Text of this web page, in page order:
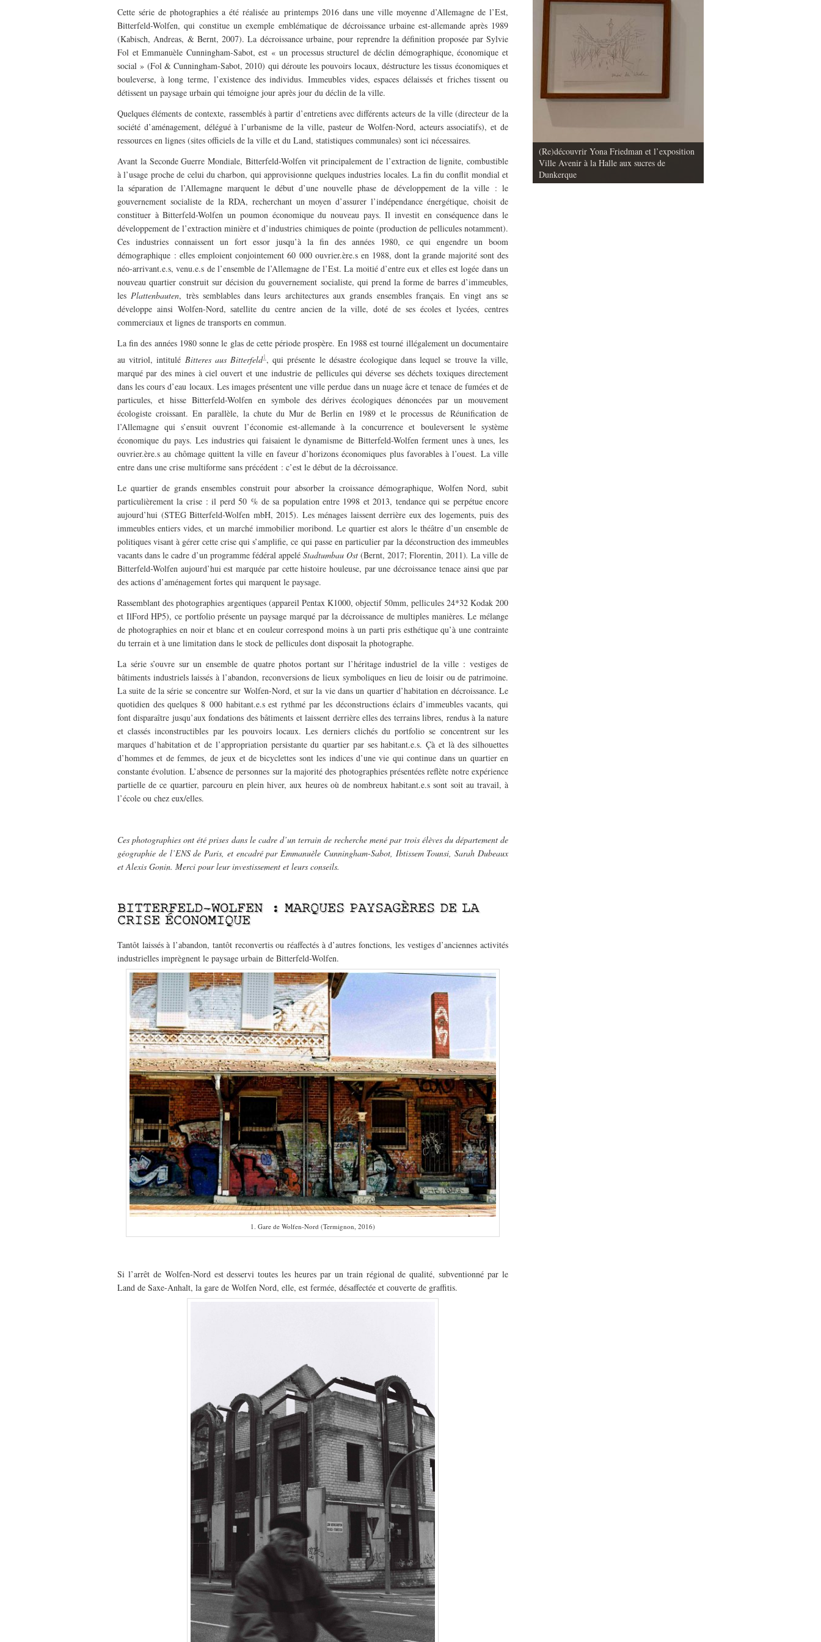
Cette série de photographies a été réalisée au printemps 2016 dans une ville moyenne d’Allemagne de l’Est,
Bitterfeld-Wolfen, qui constitue un exemple emblématique de décroissance urbaine est-allemande après 1989
(Kabisch, Andreas, & Bernt, 2007). La décroissance urbaine, pour reprendre la définition proposée par Sylvie
Fol et Emmanuèle Cunningham-Sabot, est « un processus structurel de déclin démographique, économique et
social » (Fol & Cunningham-Sabot, 2010) qui déroute les pouvoirs locaux, déstructure les tissus économiques et
bouleverse, à long terme, l’existence des individus. Immeubles vides, espaces délaissés et friches tissent ou
détissent un paysage urbain qui témoigne jour après jour du déclin de la ville.
Quelques éléments de contexte, rassemblés à partir d’entretiens avec différents acteurs de la ville (directeur de la
société d’aménagement, délégué à l’urbanisme de la ville, pasteur de Wolfen-Nord, acteurs associatifs), et de
ressources en lignes (sites officiels de la ville et du Land, statistiques communales) sont ici nécessaires.
Avant la Seconde Guerre Mondiale, Bitterfeld-Wolfen vit principalement de l’extraction de lignite, combustible
à l’usage proche de celui du charbon, qui approvisionne quelques industries locales. La fin du conflit mondial et
la séparation de l’Allemagne marquent le début d’une nouvelle phase de développement de la ville : le
gouvernement socialiste de la RDA, recherchant un moyen d’assurer l’indépendance énergétique, choisit de
constituer à Bitterfeld-Wolfen un poumon économique du nouveau pays. Il investit en conséquence dans le
développement de l’extraction minière et d’industries chimiques de pointe (production de pellicules notamment).
Ces industries connaissent un fort essor jusqu’à la fin des années 1980, ce qui engendre un boom
démographique : elles emploient conjointement 60 000 ouvrier.ère.s en 1988, dont la grande majorité sont des
néo-arrivant.e.s, venu.e.s de l’ensemble de l’Allemagne de l’Est. La moitié d’entre eux et elles est logée dans un
nouveau quartier construit sur décision du gouvernement socialiste, qui prend la forme de barres d’immeubles,
lesPlattenbauten, très semblables dans leurs architectures aux grands ensembles français. En vingt ans se
développe ainsi Wolfen-Nord, satellite du centre ancien de la ville, doté de ses écoles et lycées, centres
commerciaux et lignes de transports en commun.
La fin des années 1980 sonne le glas de cette période prospère. En 1988 est tourné illégalement un documentaire
au vitriol, intitulé Bitteres aus Bitterfeld1, qui présente le désastre écologique dans lequel se trouve la ville,
marqué par des mines à ciel ouvert et une industrie de pellicules qui déverse ses déchets toxiques directement
dans les cours d’eau locaux. Les images présentent une ville perdue dans un nuage âcre et tenace de fumées et de
particules, et hisse Bitterfeld-Wolfen en symbole des dérives écologiques dénoncées par un mouvement
écologiste croissant. En parallèle, la chute du Mur de Berlin en 1989 et le processus de Réunification de
l’Allemagne qui s’ensuit ouvrent l’économie est-allemande à la concurrence et bouleversent le système
économique du pays. Les industries qui faisaient le dynamisme de Bitterfeld-Wolfen ferment unes à unes, les
ouvrier.ère.s au chômage quittent la ville en faveur d’horizons économiques plus favorables à l’ouest. La ville
entre dans une crise multiforme sans précédent : c’est le début de la décroissance.
Le quartier de grands ensembles construit pour absorber la croissance démographique, Wolfen Nord, subit
particulièrement la crise : il perd 50 % de sa population entre 1998 et 2013, tendance qui se perpétue encore
aujourd’hui (STEG Bitterfeld-Wolfen mbH, 2015). Les ménages laissent derrière eux des logements, puis des
immeubles entiers vides, et un marché immobilier moribond. Le quartier est alors le théâtre d’un ensemble de
politiques visant à gérer cette crise qui s’amplifie, ce qui passe en particulier par la déconstruction des immeubles
vacants dans le cadre d’un programme fédéral appelé Stadtumbau Ost (Bernt, 2017; Florentin, 2011). La ville de
Bitterfeld-Wolfen aujourd’hui est marquée par cette histoire houleuse, par une décroissance tenace ainsi que par
des actions d’aménagement fortes qui marquent le paysage.
Rassemblant des photographies argentiques (appareil Pentax K1000, objectif 50mm, pellicules 24*32 Kodak 200
et IlFord HP5), ce portfolio présente un paysage marqué par la décroissance de multiples manières. Le mélange
de photographies en noir et blanc et en couleur correspond moins à un parti pris esthétique qu’à une contrainte
du terrain et à une limitation dans le stock de pellicules dont disposait la photographe.
La série s’ouvre sur un ensemble de quatre photos portant sur l’héritage industriel de la ville : vestiges de
bâtiments industriels laissés à l’abandon, reconversions de lieux symboliques en lieu de loisir ou de patrimoine.
La suite de la série se concentre sur Wolfen-Nord, et sur la vie dans un quartier d’habitation en décroissance. Le
quotidien des quelques 8 000 habitant.e.s est rythmé par les déconstructions éclairs d’immeubles vacants, qui
font disparaître jusqu’aux fondations des bâtiments et laissent derrière elles des terrains libres, rendus à la nature
et classés inconstructibles par les pouvoirs locaux. Les derniers clichés du portfolio se concentrent sur les
marques d’habitation et de l’appropriation persistante du quartier par ses habitant.e.s. Çà et là des silhouettes
d’hommes et de femmes, de jeux et de bicyclettes sont les indices d’une vie qui continue dans un quartier en
constante évolution. L’absence de personnes sur la majorité des photographies présentées reflète notre expérience
partielle de ce quartier, parcouru en plein hiver, aux heures où de nombreux habitant.e.s sont soit au travail, à
l’école ou chez eux/elles.
Ces photographies ont été prises dans le cadre d’un terrain de recherche mené par trois élèves du département de
géographie de l’ENS de Paris, et encadré par Emmanuèle Cunningham-Sabot, Ibtissem Tounsi, Sarah Dubeaux
et Alexis Gonin. Merci pour leur investissement et leurs conseils.
BITTERFELD-WOLFEN : MARQUES PAYSAGÈRES DE LA
CRISE ÉCONOMIQUE
Tantôt laissés à l’abandon, tantôt reconvertis ou réaffectés à d’autres fonctions, les vestiges d’anciennes activités
industrielles imprègnent le paysage urbain de Bitterfeld-Wolfen.
1. Gare de Wolfen-Nord (Termignon, 2016)
Si l’arrêt de Wolfen-Nord est desservi toutes les heures par un train régional de qualité, subventionné par le
Land de Saxe-Anhalt, la gare de Wolfen Nord, elle, est fermée, désaffectée et couverte de graffitis.
Penser la diversité électrique face aux
impératifs d’accès universel et de transition
énergétique dans les villes des Suds
Vu / Les pavillons Prouvé de Tourcoing,
exemples de l’audace architecturale des
années 1950
(Re)découvrir Yona Friedman et l’exposition
Ville Avenir à la Halle aux sucres de
Dunkerque